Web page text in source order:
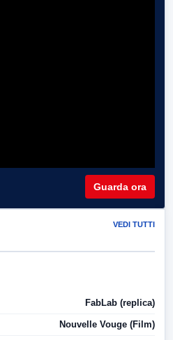
Guarda ora
VEDI TUTTI
FabLab (replica)
Nouvelle Vouge (Film)